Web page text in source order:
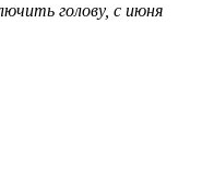
голову, с июня